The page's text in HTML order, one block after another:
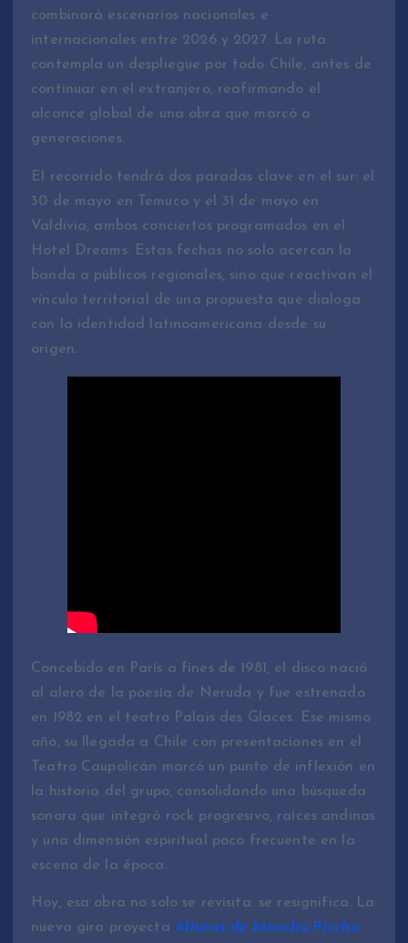
combinará escenarios nacionales e
internacionales entre 2026 y 2027. La ruta
contempla un despliegue por todo Chile, antes de
continuar en el extranjero, reafirmando el
alcance global de una obra que marcó a
generaciones.
El recorrido tendrá dos paradas clave en el sur: el
30 de mayo en Temuco y el 31 de mayo en
Valdivia, ambos conciertos programados en el
Hotel Dreams. Estas fechas no solo acercan la
banda a públicos regionales, sino que reactivan el
vínculo territorial de una propuesta que dialoga
con la identidad latinoamericana desde su
origen.
Concebido en París a fines de 1981, el disco nació
al alero de la poesía de Neruda y fue estrenado
en 1982 en el teatro Palais des Glaces. Ese mismo
año, su llegada a Chile con presentaciones en el
Teatro Caupolicán marcó un punto de inflexión en
la historia del grupo, consolidando una búsqueda
sonora que integró rock progresivo, raíces andinas
y una dimensión espiritual poco frecuente en la
escena de la época.
Hoy, esa obra no solo se revisita: se resignifica. La
nueva gira proyecta Alturas de Macchu Picchu